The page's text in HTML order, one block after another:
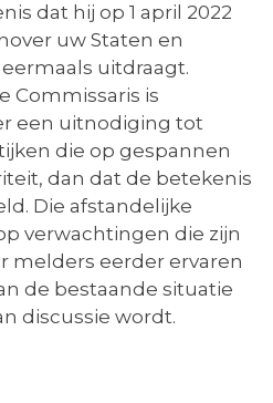
dat hij op 1 april 2022
uw Staten en
uitdraagt.
Commissaris is
een uitnodiging tot
die op gespannen
dan dat de betekenis
Die afstandelijke
verwachtingen die zijn
melders eerder ervaren
de bestaande situatie
discussie wordt.